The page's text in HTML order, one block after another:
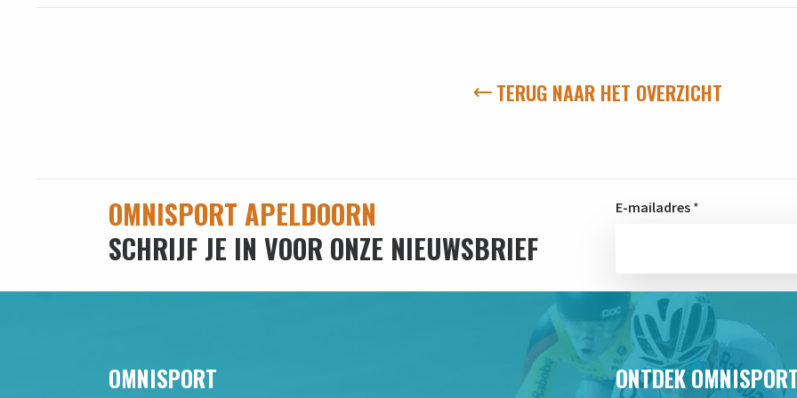
TERUG NAAR HET OVERZICHT
OMNISPORT APELDOORN
SCHRIJF JE IN VOOR ONZE NIEUWSBRIEF
E-mailadres *
OMNISPORT ONTDEK